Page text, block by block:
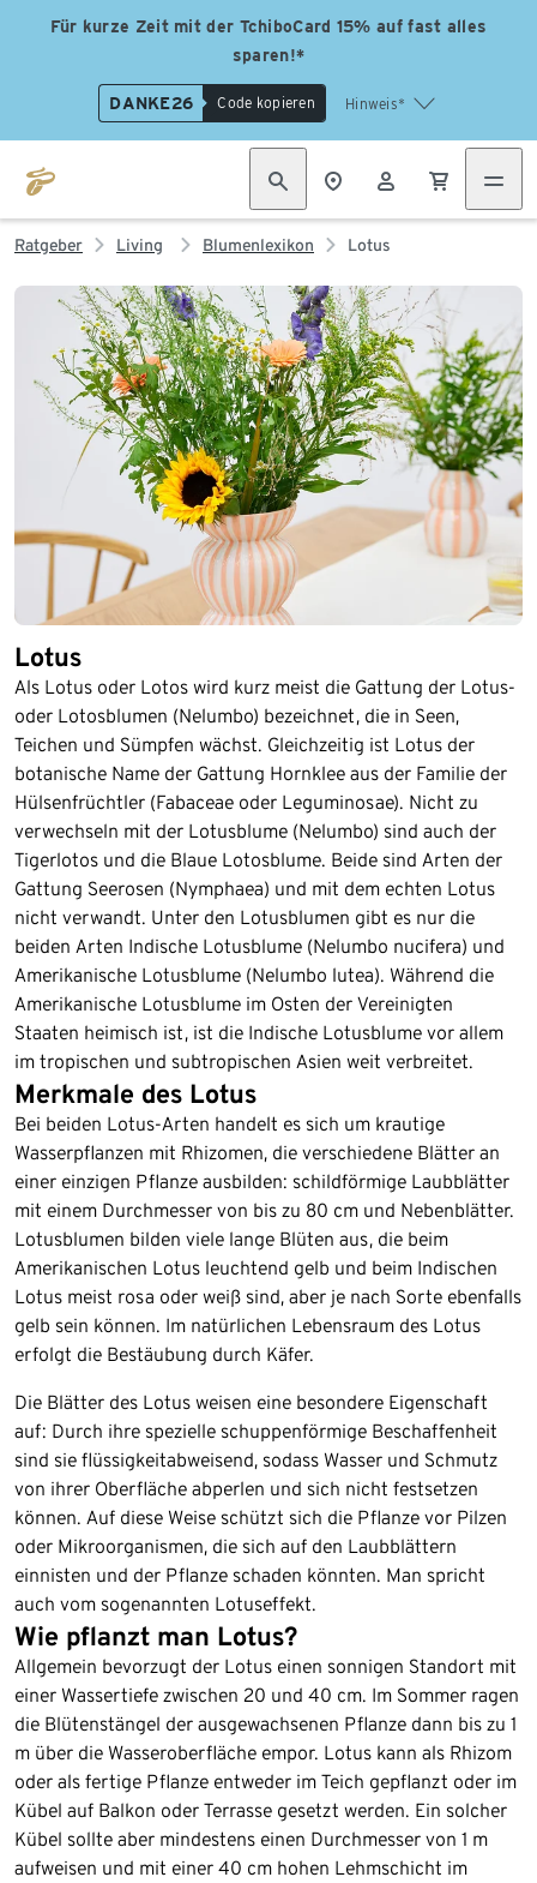
Für kurze Zeit mit der TchiboCard 15% auf fast alles
sparen!*
DANKE26 Code kopieren Hinweis*
Ratgeber Living Blumenlexikon Lotus
Lotus
Als Lotus oder Lotos wird kurz meist die Gattung der Lotus-
oder Lotosblumen (Nelumbo) bezeichnet, die in Seen,
Teichen und Sümpfen wächst. Gleichzeitig ist Lotus der
botanische Name der Gattung Hornklee aus der Familie der
Hülsenfrüchtler (Fabaceae oder Leguminosae). Nicht zu
verwechseln mit der Lotusblume (Nelumbo) sind auch der
Tigerlotos und die Blaue Lotosblume. Beide sind Arten der
Gattung Seerosen (Nymphaea) und mit dem echten Lotus
nicht verwandt. Unter den Lotusblumen gibt es nur die
beiden Arten Indische Lotusblume (Nelumbo nucifera) und
Amerikanische Lotusblume (Nelumbo lutea). Während die
Amerikanische Lotusblume im Osten der Vereinigten
Staaten heimisch ist, ist die Indische Lotusblume vor allem
im tropischen und subtropischen Asien weit verbreitet.
Merkmale des Lotus
Bei beiden Lotus-Arten handelt es sich um krautige
Wasserpflanzen mit Rhizomen, die verschiedene Blätter an
einer einzigen Pflanze ausbilden: schildförmige Laubblätter
mit einem Durchmesser von bis zu 80 cm und Nebenblätter.
Lotusblumen bilden viele lange Blüten aus, die beim
Amerikanischen Lotus leuchtend gelb und beim Indischen
Lotus meist rosa oder weiß sind, aber je nach Sorte ebenfalls
gelb sein können. Im natürlichen Lebensraum des Lotus
erfolgt die Bestäubung durch Käfer.
Die Blätter des Lotus weisen eine besondere Eigenschaft
auf: Durch ihre spezielle schuppenförmige Beschaffenheit
sind sie flüssigkeitabweisend, sodass Wasser und Schmutz
von ihrer Oberfläche abperlen und sich nicht festsetzen
können. Auf diese Weise schützt sich die Pflanze vor Pilzen
oder Mikroorganismen, die sich auf den Laubblättern
einnisten und der Pflanze schaden könnten. Man spricht
auch vom sogenannten Lotuseffekt.
Wie pflanzt man Lotus?
Allgemein bevorzugt der Lotus einen sonnigen Standort mit
einer Wassertiefe zwischen 20 und 40 cm. Im Sommer ragen
die Blütenstängel der ausgewachsenen Pflanze dann bis zu 1
m über die Wasseroberfläche empor. Lotus kann als Rhizom
oder als fertige Pflanze entweder im Teich gepflanzt oder im
Kübel auf Balkon oder Terrasse gesetzt werden. Ein solcher
Kübel sollte aber mindestens einen Durchmesser von 1 m
aufweisen und mit einer 40 cm hohen Lehmschicht im